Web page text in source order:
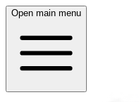
Open main menu